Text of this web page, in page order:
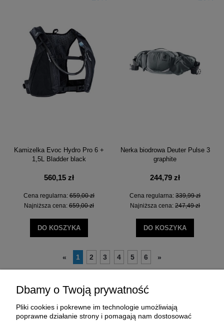
Kamizelka Evoc Hydro Pro 6 +
1,5L Bladder black
560,15 zł
Cena regularna:659,00 zł
Najniższa cena:659,00 zł
DO KOSZYKA
Nerka biodrowa Deuter Pulse 3
graphite
244,79 zł
Cena regularna:339,99 zł
Najniższa cena:247,49 zł
DO KOSZYKA
« 1 2 3 4 5 6 »
Dbamy o Twoją prywatność
Pliki cookies i pokrewne im technologie umożliwiają
poprawne działanie strony i pomagają nam dostosować